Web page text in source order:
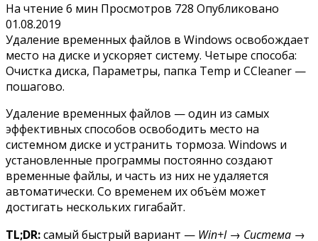
На чтение 6 мин Просмотров 728 Опубликовано
01.08.2019
Удаление временных файлов в Windows освобождает
место на диске и ускоряет систему. Четыре способа:
Очистка диска, Параметры, папка Temp и CCleaner —
пошагово.
Удаление временных файлов — один из самых
эффективных способов освободить место на
системном диске и устранить тормоза. Windows и
установленные программы постоянно создают
временные файлы, и часть из них не удаляется
автоматически. Со временем их объём может
достигать нескольких гигабайт.
TL;DR:самый быстрый вариант — Win+I → Система →